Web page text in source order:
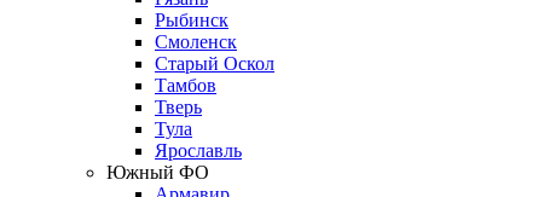
Рыбинск
Смоленск
Старый Оскол
Тамбов
Тверь
Тула
Ярославль
Южный ФО